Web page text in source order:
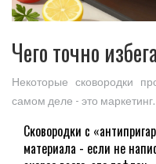
Чего точно
Некоторые сковородки
самом деле - это
Сковородки с
материала - если не